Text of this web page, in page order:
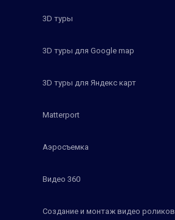
3D туры
3D туры для Google map
3D туры для Яндекс карт
Matterport
Аэросъемка
Видео 360
Создание и монтаж видео роликов